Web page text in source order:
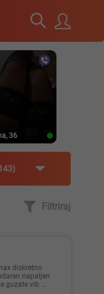
36
Filtriraj
napaljen
guzate vib ...